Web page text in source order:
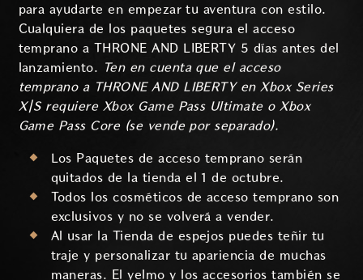
para ayudarte en empezar tu aventura con estilo.
Cualquiera de los paquetes segura el acceso
temprano a THRONE AND LIBERTY 5 días antes del
lanzamiento. Ten en cuenta que el acceso
temprano a THRONE AND LIBERTY en Xbox Series
X|S requiere Xbox Game Pass Ultimate o Xbox
Game Pass Core (se vende por separado).
Los Paquetes de acceso temprano serán
quitados de la tienda el 1 de octubre.
Todos los cosméticos de acceso temprano son
exclusivos y no se volverá a vender.
Al usar la Tienda de espejos puedes teñir tu
traje y personalizar tu apariencia de muchas
maneras. El yelmo y los accesorios también se